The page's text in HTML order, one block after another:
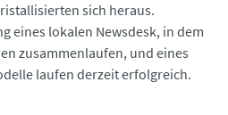
sich heraus.
eines lokalen Newsdesk, in dem
zusammenlaufen, und eines
laufen derzeit erfolgreich.